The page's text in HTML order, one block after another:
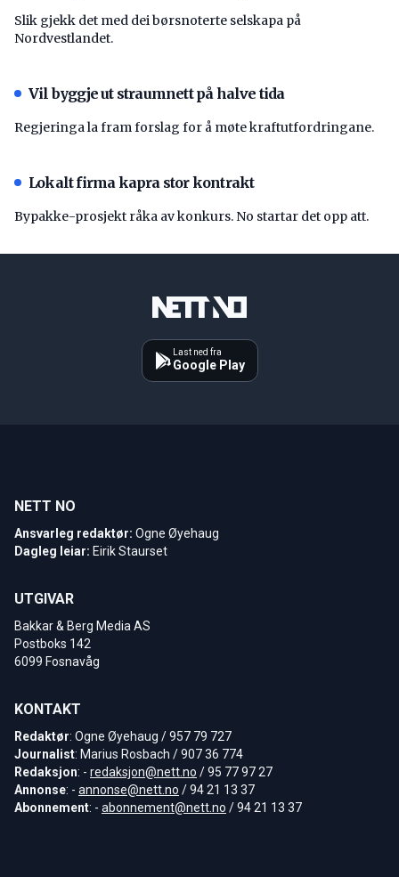
Slik gjekk det med dei børsnoterte selskapa på
Nordvestlandet.
Vil byggje ut straumnett på halve tida
Regjeringa la fram forslag for å møte kraftutfordringane.
Lokalt firma kapra stor kontrakt
Bypakke-prosjekt råka av konkurs. No startar det opp att.
Last ned fra
Google Play
NETT NO
Ansvarleg redaktør: Ogne Øyehaug
Dagleg leiar: Eirik Staurset
UTGIVAR
Bakkar & Berg Media AS
Postboks 142
6099 Fosnavåg
KONTAKT
Redaktør: Ogne Øyehaug / 957 79 727
Journalist: Marius Rosbach / 907 36 774
Redaksjon: - redaksjon@nett.no / 95 77 97 27
Annonse: - annonse@nett.no / 94 21 13 37
Abonnement: - abonnement@nett.no / 94 21 13 37